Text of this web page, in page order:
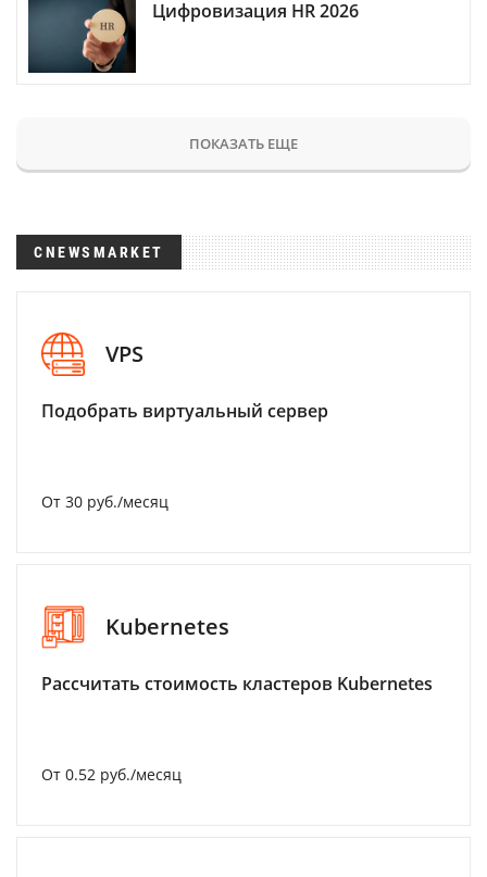
Цифровизация HR 2026
ПОКАЗАТЬ ЕЩЕ
CNEWSMARKET
VPS
Подобрать виртуальный сервер
От 30 руб./месяц
Kubernetes
Рассчитать стоимость кластеров Kubernetes
От 0.52 руб./месяц